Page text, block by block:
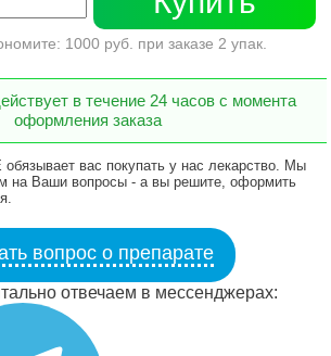
1000 руб. при заказе 2 упак.
в течение 24 часов с момента
оформления заказа
вас покупать у нас лекарство. Мы
на Ваши вопросы - а вы решите, оформить
вопрос о препарате
отвечаем в мессенджерах: